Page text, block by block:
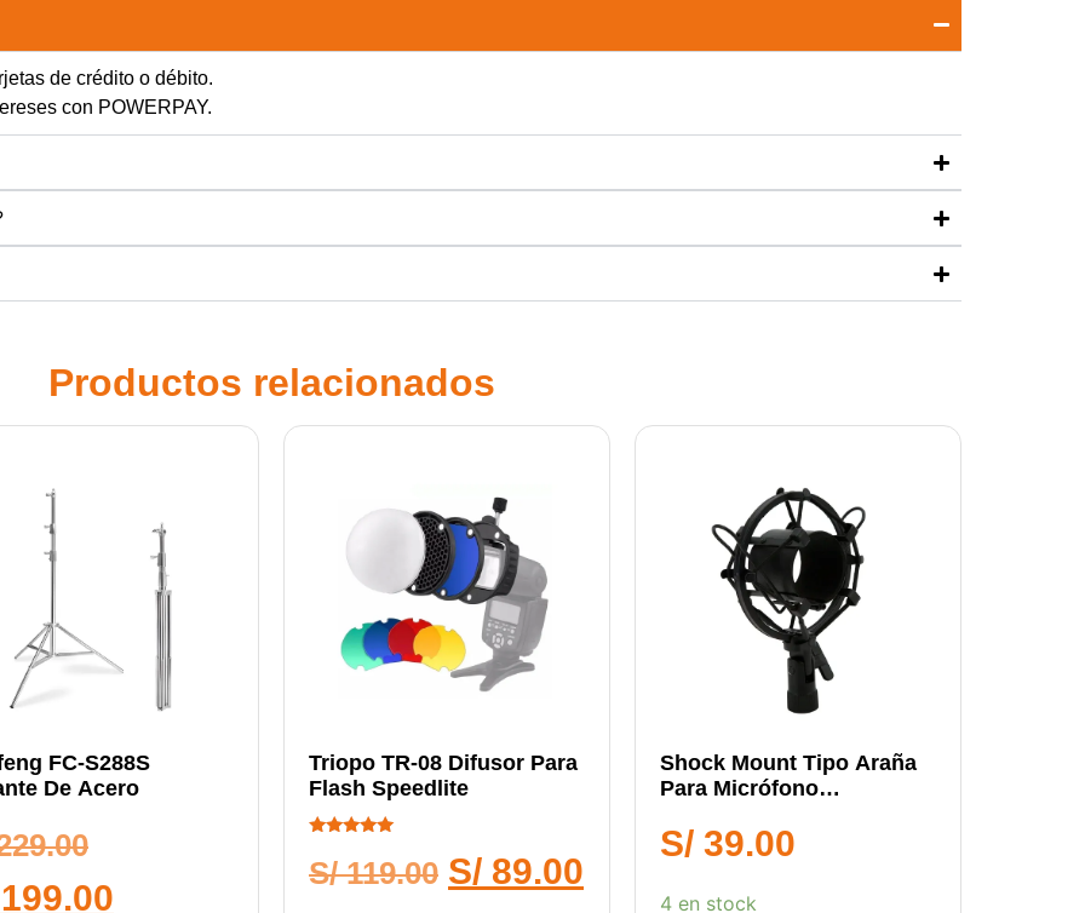
de crédito o débito.
con POWERPAY.
Productos relacionados
FC-S288S
De Acero
Triopo TR-08 Difusor Para
Flash Speedlite
5.00
de 5
S/119.00 S/ 89.00
Shock Mount Tipo Araña
Para Micrófono
S/ 39.00
4 en stock